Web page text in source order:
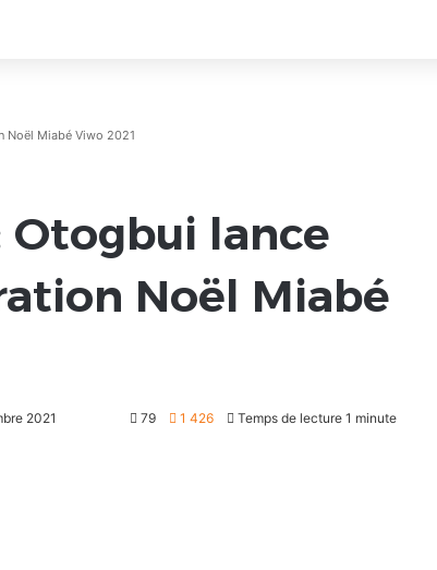
Noël Miabé Viwo 2021
Otogbui lance
Noël Miabé
2021 79 1 426 Temps de lecture 1 minute